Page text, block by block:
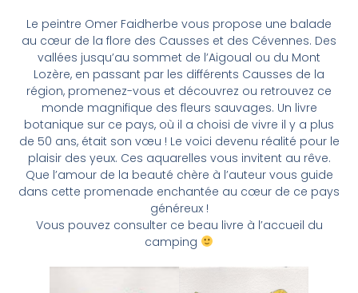
Le peintre Omer Faidherbe vous propose une balade
au cœur de la flore des Causses et des Cévennes. Des
vallées jusqu’au sommet de l’Aigoual ou du Mont
Lozère, en passant par les différents Causses de la
région, promenez-vous et découvrez ou retrouvez ce
monde magnifique des fleurs sauvages. Un livre
botanique sur ce pays, où il a choisi de vivre il y a plus
de 50 ans, était son vœu ! Le voici devenu réalité pour le
plaisir des yeux. Ces aquarelles vous invitent au rêve.
Que l’amour de la beauté chère à l’auteur vous guide
dans cette promenade enchantée au cœur de ce pays
généreux !
Vous pouvez consulter ce beau livre à l’accueil du
camping